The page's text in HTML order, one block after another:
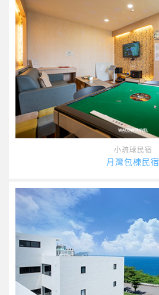
小琉球民宿
月灣包棟民宿